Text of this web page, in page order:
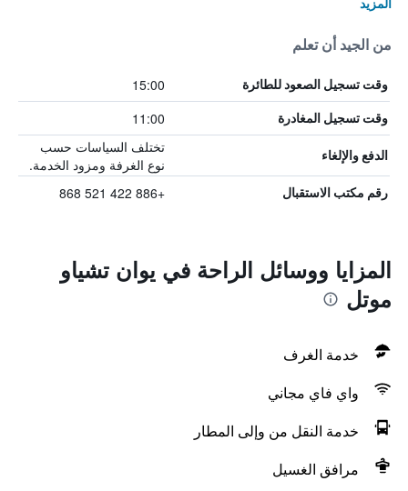
من الجيد أن تعلم
وقت تسجيل الصعود للطائرة 15:00
وقت تسجيل المغادرة 11:00
الدفع والإلغاء
تختلف السياسات حسب
نوع الغرفة ومزود الخدمة.
رقم مكتب الاستقبال +886 422 521 868
المزايا ووسائل الراحة في يوان تشياو
موتل
خدمة الغرف
واي فاي مجاني
خدمة النقل من وإلى المطار
مرافق الغسيل